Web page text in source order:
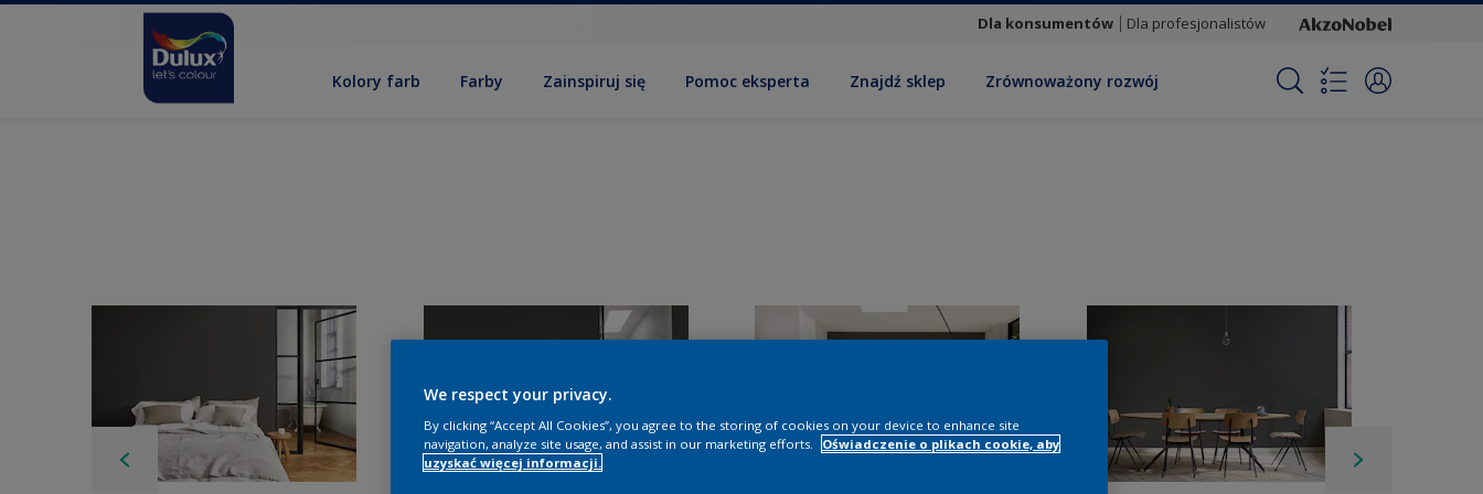
Dla konsumentów Dla profesjonalistów
Kolory farb Farby Zainspiruj się Pomoc eksperta Znajdź sklep Zrównoważony rozwój
We respect your privacy.
By clicking “Accept All Cookies”, you agree to the storing of cookies on your device to enhance site
navigation, analyze site usage, and assist in our marketing efforts.
Oświadczenie o plikach cookie, aby
uzyskać więcej informacji.